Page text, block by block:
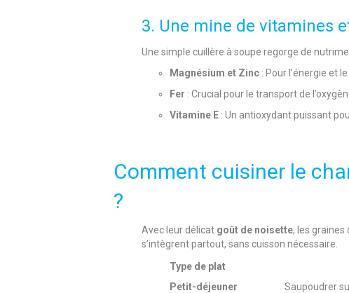
3. Une mine de vitamines
Une simple cuillère à soupe regorge de
Magnésium et Zinc : Pour l’énergie et
Fer : Crucial pour le transport de
Vitamine E : Un antioxydant puissant
Comment cuisiner le
?
Avec leur délicat goût de noisette, les graines
s’intègrent partout, sans cuisson nécessaire.
Type de plat
Petit-déjeuner
Saupoudrer